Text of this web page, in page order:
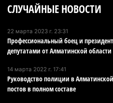
Казахстан стал лидером
5 августа 2026 г. 13:55
Казахстан может начать
запустят в Алатау
5 августа 2026 г. 12:32
СЛУЧАЙНЫЕ НОВОСТИ
22 марта 2023 г. 23:31
Профессиональный боец и
депутатами от Алматинской области
14 марта 2022 г. 17:41
Руководство полиции в
постов в полном составе